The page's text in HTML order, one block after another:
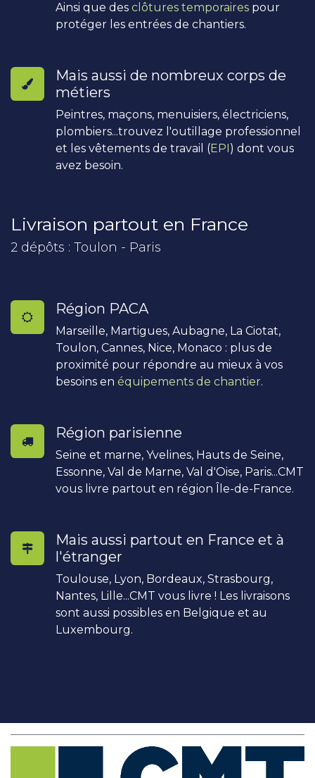
Ainsi que des clôtures temporaires pour
protéger les entrées de chantiers.
Mais aussi de nombreux corps de
métiers
Peintres, maçons, menuisiers, électriciens,
plombiers...trouvez l'outillage professionnel
et les vêtements de travail (EPI) dont vous
avez besoin.
Livraison partout en France
2 dépôts : Toulon - Paris
Région PACA
Marseille, Martigues, Aubagne, La Ciotat,
Toulon, Cannes, Nice, Monaco : plus de
proximité pour répondre au mieux à vos
besoins en équipements de chantier.
Région parisienne
Seine et marne, Yvelines, Hauts de Seine,
Essonne, Val de Marne, Val d'Oise, Paris...CMT
vous livre partout en région Île-de-France.
Mais aussi partout en France et à
l'étranger
Toulouse, Lyon, Bordeaux, Strasbourg,
Nantes, Lille...CMT vous livre ! Les livraisons
sont aussi possibles en Belgique et au
Luxembourg.